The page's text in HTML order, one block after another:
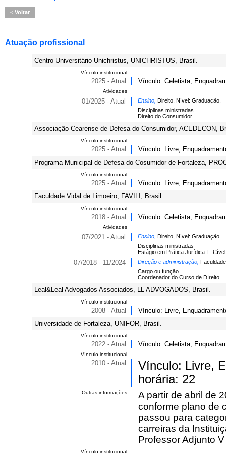
Voltar
Atuação profissional
Centro Universitário Unichristus, UNICHRISTUS, Brasil.
Vínculo institucional
2025 - Atual Vínculo: Celetista,
Atividades
01/2025 - Atual Ensino, Direito, Nível: Graduação.
Disciplinas ministradas
Direito do Consumidor
Associação Cearense de Defesa do Consumidor, ACEDECON,
Vínculo institucional
2025 - Atual
Vínculo: Livre,
Programa Municipal de Defesa do Cosumidor de Fortaleza,
Vínculo institucional
2025 - Atual
Vínculo: Livre,
Faculdade Vidal de Limoeiro, FAVILI, Brasil.
Vínculo institucional
2018 - Atual Vínculo: Celetista,
Atividades
07/2021 - Atual Ensino, Direito, Nível: Graduação.
Disciplinas ministradas
Estágio em Prática Jurídica I - Cível
07/2018 - 11/2024 Direção e administração,
Cargo ou função
Coordenador do Curso de DIreito.
Leal&Leal Advogados Associados, LL ADVOGADOS, Brasil.
Vínculo institucional
2008 - Atual
Vínculo: Livre,
Universidade de Fortaleza, UNIFOR, Brasil.
Vínculo institucional
2022 - Atual Vínculo: Celetista,
Vínculo institucional
2010 - Atual
Vínculo: Livre,
horária: 22
Outras informações
A partir de abril de
conforme plano de
passou para
carreiras da
Professor Adjunto
Vínculo institucional